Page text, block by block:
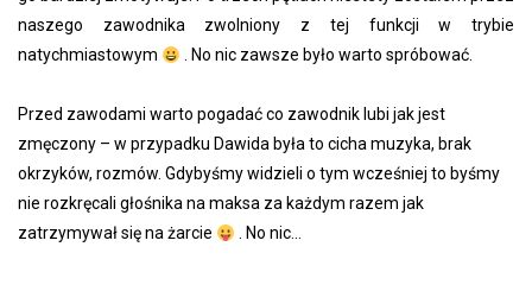
naszego zawodnika zwolniony z tej funkcji w trybie
natychmiastowym
. No nic zawsze było warto spróbować.
Przed zawodami warto pogadać co zawodnik lubi jak jest
zmęczony – w przypadku Dawida była to cicha muzyka, brak
okrzyków, rozmów. Gdybyśmy widzieli o tym wcześniej to byśmy
nie rozkręcali głośnika na maksa za każdym razem jak
zatrzymywał się na żarcie
. No nic…